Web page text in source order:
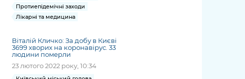
Протиепідемічні заходи
Лікарні та медицина
Віталій Кличко: За добу в Києві
3699 хворих на коронавірус. 33
людини померли
23 лютого 2022 року, 10:34